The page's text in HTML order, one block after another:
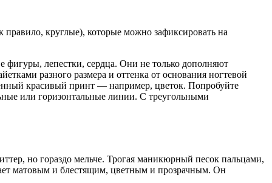
правило, круглые), которые можно зафиксировать на
фигуры, лепестки, сердца. Они не только дополняют
разного размера и оттенка от основания ногтевой
красивый принт — например, цветок. Попробуйте
или горизонтальные линии. С треугольными
но гораздо мельче. Трогая маникюрный песок пальцами,
матовым и блестящим, цветным и прозрачным. Он